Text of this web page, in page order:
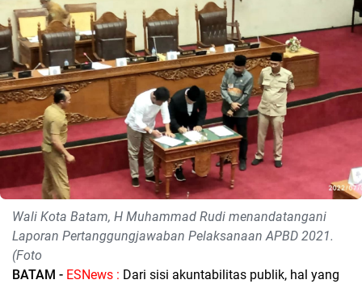
Wali Kota Batam, H Muhammad Rudi menandatangani
Laporan Pertanggungjawaban Pelaksanaan APBD 2021.
(Foto
BATAM - ESNews : Dari sisi akuntabilitas publik, hal yang